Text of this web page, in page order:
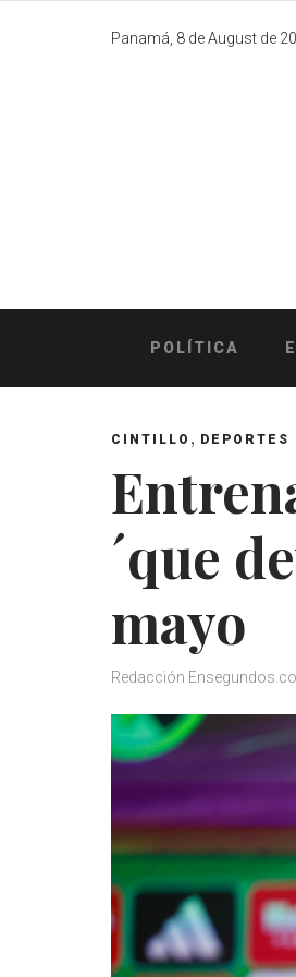
Panamá, 8 de August de
POLÍTICA
CINTILLO , DEPORTES
´que
mayo
Redacción